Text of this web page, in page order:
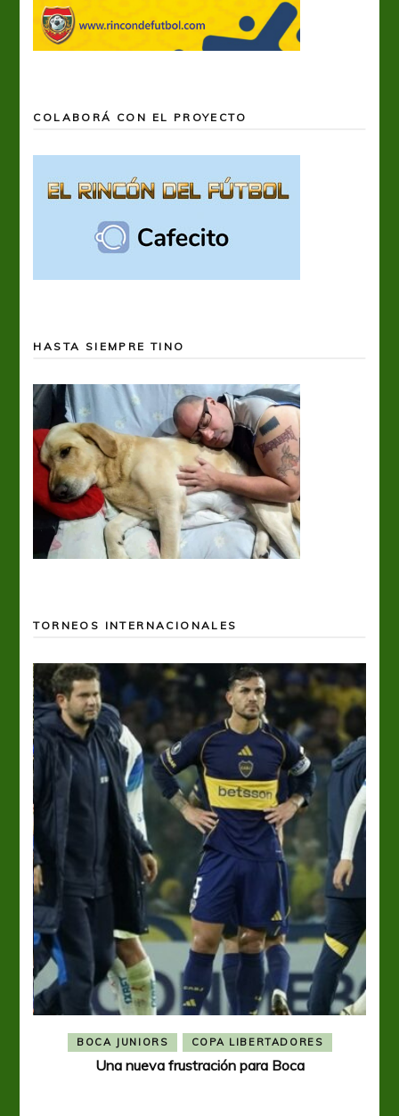
COLABORÁ CON EL PROYECTO
HASTA SIEMPRE TINO
TORNEOS INTERNACIONALES
BOCA JUNIORS COPA LIBERTADORES
Una nueva frustración para Boca